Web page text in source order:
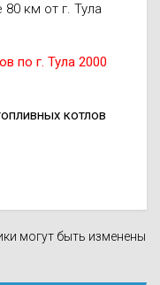
км от г. Тула
по г. Тула 2000
котлов
могут быть изменены